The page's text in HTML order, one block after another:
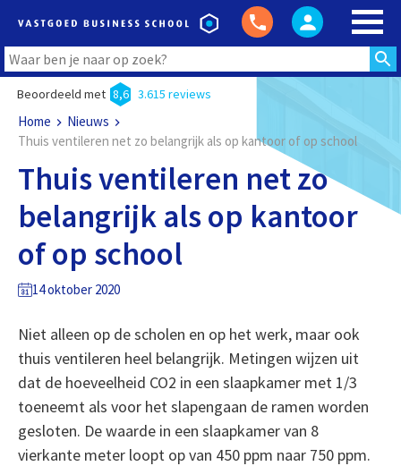
Beoordeeld met 8,6 3.615 reviews
Home
Nieuws
Thuis ventileren net zo belangrijk als op kantoor of op school
Thuis ventileren net zo
belangrijk als op kantoor
of op school
14 oktober 2020
Niet alleen op de scholen en op het werk, maar ook
thuis ventileren heel belangrijk. Metingen wijzen uit
dat de hoeveelheid CO2 in een slaapkamer met 1/3
toeneemt als voor het slapengaan de ramen worden
gesloten. De waarde in een slaapkamer van 8
vierkante meter loopt op van 450 ppm naar 750 ppm.